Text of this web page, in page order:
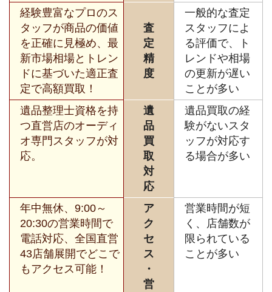
経験豊富なプロのス
タッフが商品の価値
を正確に見極め、最
新市場相場とトレン
ドに基づいた適正査
定で高額買取！
査
定
精
度
一般的な査定
スタッフによ
る評価で、ト
レンドや相場
の更新が遅い
ことが多い
遺品整理士資格を持
つ直営店のオーディ
オ専門スタッフが対
応。
遺
品
買
取
対
応
遺品買取の経
験がないスタ
ッフが対応す
る場合が多い
年中無休、9:00～
20:30の営業時間で
電話対応、全国直営
43店舗展開でどこで
もアクセス可能！
ア
ク
セ
ス
・
営
営業時間が短
く、店舗数が
限られている
ことが多い